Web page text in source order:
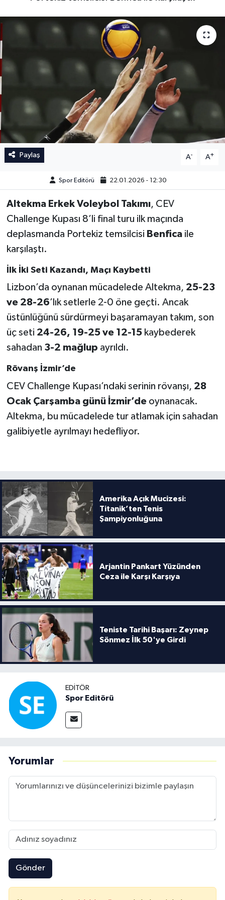
Paylaş A- A+
Spor Editörü 22.01.2026 - 12:30
Altekma Erkek Voleybol Takımı, CEV
Challenge Kupası 8’li final turu ilk maçında
deplasmanda Portekiz temsilcisi Benficaile
karşılaştı.
İlk İki Seti Kazandı, Maçı Kaybetti
Lizbon’da oynanan mücadelede Altekma, 25-23
ve 28-26’lık setlerle 2-0 öne geçti. Ancak
üstünlüğünü sürdürmeyi başaramayan takım, son
üç seti 24-26, 19-25 ve 12-15kaybederek
sahadan 3-2 mağlup ayrıldı.
Rövanş İzmir’de
CEV Challenge Kupası’ndaki serinin rövanşı, 28
Ocak Çarşamba günü İzmir’deoynanacak.
Altekma, bu mücadelede tur atlamak için sahadan
galibiyetle ayrılmayı hedefliyor.
Amerika Açık Mucizesi:
Titanik’ten Tenis
Şampiyonluğuna
Arjantin Pankart Yüzünden
Ceza ile Karşı Karşıya
Teniste Tarihi Başarı: Zeynep
Sönmez İlk 50'ye Girdi
EDITÖR
Spor Editörü
Yorumlar
Gönder
İngiltere Premier Lig
Almanya Bundesliga
La Liga
İngiltere Premier Lig
Almanya Bundesliga
Fransa Ligue 1
Eredevise
Diğer Futbol Ligleri
Türkiye Basketbol Ligi
Kadınlar Basketbol Ligi
Diğer Basketbol Ligleri
Formula 1
Atletizm
At Yarışı
Bisiklet
Güreş
Halter
Motor Sporları
Su Sporları
Diğer Spor Dalları
Futbolcular